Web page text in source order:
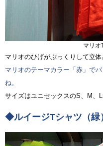
マリオ
マリオのひげがぷっくりして立
マリオのテーマカラー「赤」で
ね。
サイズはユニセックスのS、M、L
◆ルイージTシャツ（緑